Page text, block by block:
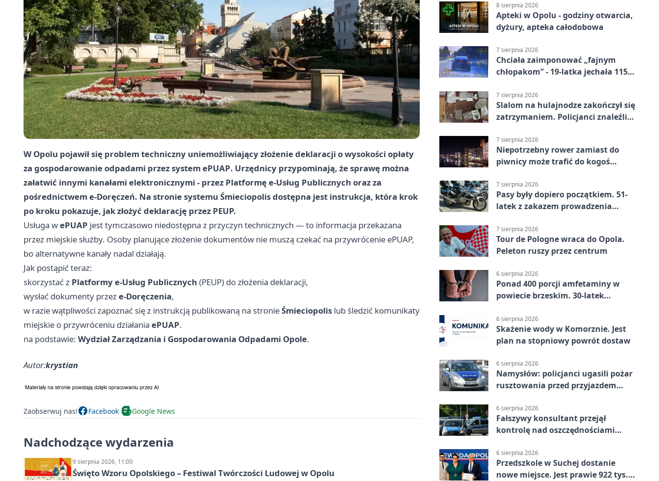
W Opolu pojawił się problem techniczny uniemożliwiający złożenie deklaracji o wysokości opłaty
za gospodarowanie odpadami przez systemePUAP. Urzędnicy przypominają, że sprawę można
załatwić innymi kanałami elektronicznymi - przez Platformę e-Usług Publicznych oraz za
pośrednictweme-Doręczeń. Na stronie systemu Śmieciopolisdostępna jest instrukcja, która krok
po kroku pokazuje, jak złożyć deklarację przez PEUP.
Usługa wePUAP jest tymczasowo niedostępna z przyczyn technicznych — to informacja przekazana
przez miejskie służby. Osoby planujące złożenie dokumentów nie muszą czekać na przywrócenie ePUAP,
bo alternatywne kanały nadal działają.
Jak postąpić teraz:
skorzystać z Platformy e-Usług Publicznych (PEUP) do złożenia deklaracji,
wysłać dokumenty przeze-Doręczenia,
w razie wątpliwości zapoznać się z instrukcją publikowaną na stronieŚmieciopolis lub śledzić komunikaty
miejskie o przywróceniu działania ePUAP.
na podstawie: Wydział Zarządzania i Gospodarowania Odpadami Opole.
Autor:krystian
Zaobserwuj nas! Facebook Google News
Nadchodzące wydarzenia
9 sierpnia 2026, 11:00
Święto Wzoru Opolskiego – Festiwal Twórczości Ludowej w Opolu
ligi
8 sierpnia 2026
Apteki w Opolu - godziny otwarcia,
dyżury, apteka całodobowa
7 sierpnia 2026
Chciała zaimponować „fajnym
chłopakom” - 19-latka jechała 115
7 sierpnia 2026
Slalom na hulajnodze zakończył się
zatrzymaniem. Policjanci znaleźli
7 sierpnia 2026
Niepotrzebny rower zamiast do
piwnicy może trafić do kogoś
7 sierpnia 2026
Pasy były dopiero początkiem. 51-
latek z zakazem prowadzenia
7 sierpnia 2026
Tour de Pologne wraca do Opola.
Peleton ruszy przez centrum
6 sierpnia 2026
Ponad 400 porcji amfetaminy w
powiecie brzeskim. 30-latek
6 sierpnia 2026
Skażenie wody w Komorznie. Jest
plan na stopniowy powrót dostaw
6 sierpnia 2026
Namysłów: policjanci ugasili pożar
rusztowania przed przyjazdem
6 sierpnia 2026
Fałszywy konsultant przejął
kontrolę nad oszczędnościami
6 sierpnia 2026
Przedszkole w Suchej dostanie
nowe miejsce. Jest prawie 922 tys.